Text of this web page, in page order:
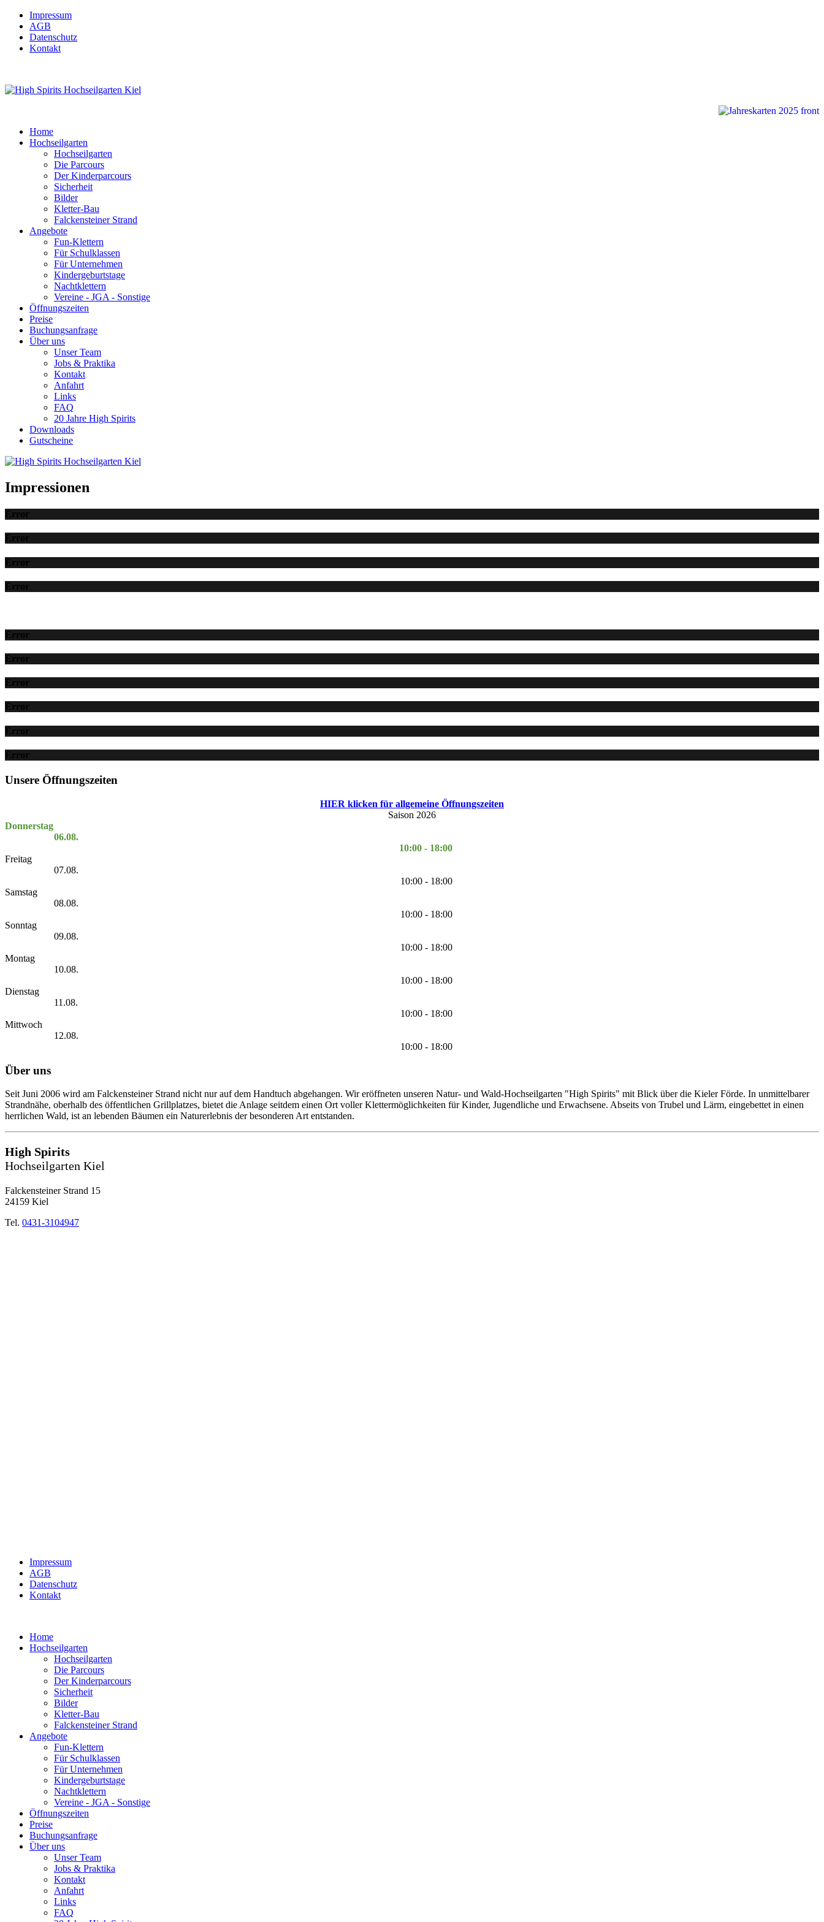
Impressum
AGB
Datenschutz
Kontakt
Home
Hochseilgarten
Hochseilgarten
Die Parcours
Der Kinderparcours
Sicherheit
Bilder
Kletter-Bau
Falckensteiner Strand
Angebote
Fun-Klettern
Für Schulklassen
Für Unternehmen
Kindergeburtstage
Nachtklettern
Vereine - JGA - Sonstige
Öffnungszeiten
Preise
Buchungsanfrage
Über uns
Unser Team
Jobs & Praktika
Kontakt
Anfahrt
Links
FAQ
20 Jahre High Spirits
Downloads
Gutscheine
Impressionen
Error
Error
Error
Error
Error
Error
Error
Error
Error
Error
Unsere Öffnungszeiten
HIER klicken für allgemeine Öffnungszeiten
Saison 2026
Donnerstag
06.08.
10:00 - 18:00
Freitag
07.08.
10:00 - 18:00
Samstag
08.08.
10:00 - 18:00
Sonntag
09.08.
10:00 - 18:00
Montag
10.08.
10:00 - 18:00
Dienstag
11.08.
10:00 - 18:00
Mittwoch
12.08.
10:00 - 18:00
Über uns
Seit Juni 2006 wird am Falckensteiner Strand nicht nur auf dem Handtuch abgehangen. Wir eröffneten unseren Natur- und Wald-Hochseilgarten "High Spirits" mit Blick über die Kieler Förde. In unmittelbarer
Strandnähe, oberhalb des öffentlichen Grillplatzes, bietet die Anlage seitdem einen Ort voller Klettermöglichkeiten für Kinder, Jugendliche und Erwachsene. Abseits von Trubel und Lärm, eingebettet in einen
herrlichen Wald, ist an lebenden Bäumen ein Naturerlebnis der besonderen Art entstanden.
High Spirits
Hochseilgarten Kiel
Falckensteiner Strand 15
24159 Kiel
Tel. 0431-3104947
Impressum
AGB
Datenschutz
Kontakt
Home
Hochseilgarten
Hochseilgarten
Die Parcours
Der Kinderparcours
Sicherheit
Bilder
Kletter-Bau
Falckensteiner Strand
Angebote
Fun-Klettern
Für Schulklassen
Für Unternehmen
Kindergeburtstage
Nachtklettern
Vereine - JGA - Sonstige
Öffnungszeiten
Preise
Buchungsanfrage
Über uns
Unser Team
Jobs & Praktika
Kontakt
Anfahrt
Links
FAQ